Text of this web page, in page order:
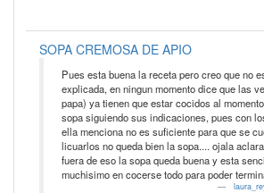
SOPA CREMOSA DE APIO
Pues esta buena la receta pero creo que no
explicada, en ningun momento dice que las
papa) ya tienen que estar cocidos al
sopa siguiendo sus indicaciones, pues con
ella menciona no es suficiente para que se
licuarlos no queda bien la sopa.... ojala
fuera de eso la sopa queda buena y esta
muchisimo en cocerse todo para poder